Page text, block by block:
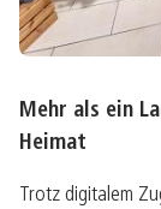
Mehr als ein
Heimat
Trotz digitalem